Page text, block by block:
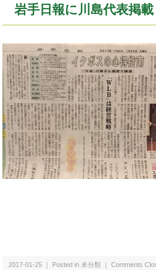
岩手日報に川島代表掲載
2017-01-25 ｜ Posted in 未分類 ｜ Comments